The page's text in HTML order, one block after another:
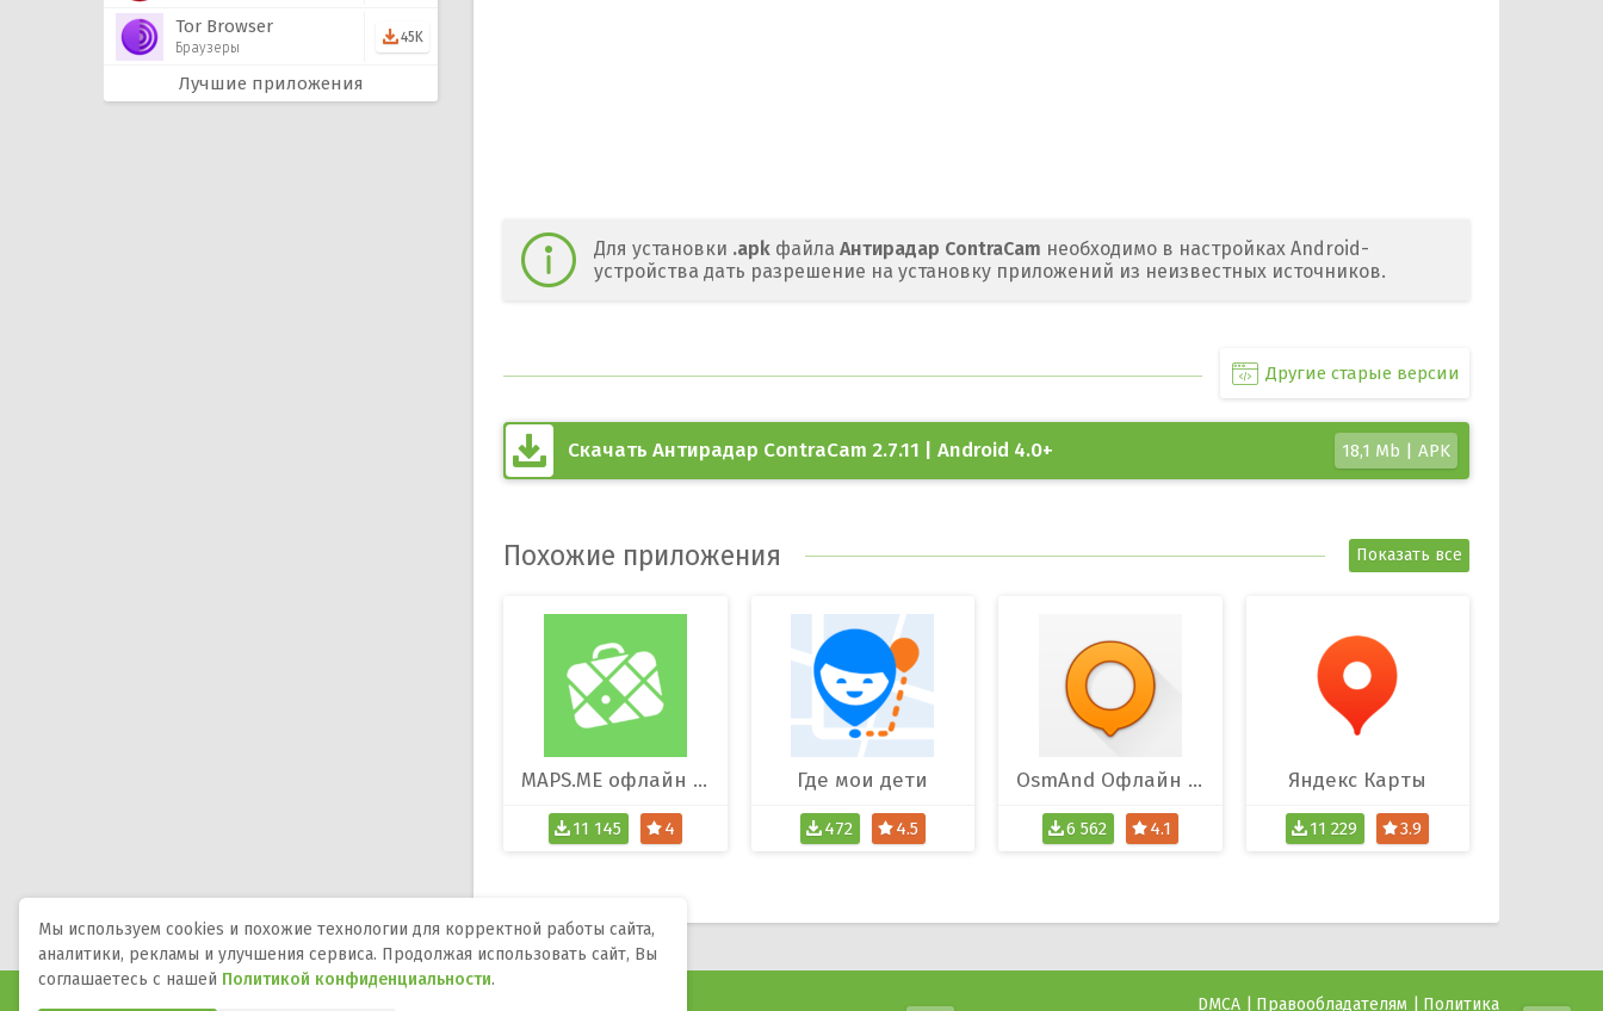
Tor Browser
Браузеры
45K
Лучшие приложения
Для установки .apk файла Антирадар ContraCam необходимо в настройках Android-
устройства дать разрешение на установку приложений из неизвестных источников.
Другие старые версии
Скачать Антирадар ContraCam 2.7.11 | Android 4.0+ 18,1 Mb | APK
Похожие приложения Показать все
MAPS.ME офлайн карты
11 145 4
Где мои дети
472 4.5
OsmAnd Офлайн Карты
6 562 4.1
Яндекс Карты
11 229 3.9
DMCA Правообладателям Политика
Мы используем cookies и похожие технологии для корректной работы сайта,
аналитики, рекламы и улучшения сервиса. Продолжая использовать сайт, Вы
соглашаетесь с нашей Политикой конфиденциальности.